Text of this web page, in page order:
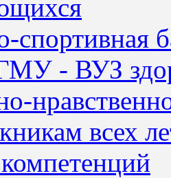
спортивная
- ВУЗ
всех